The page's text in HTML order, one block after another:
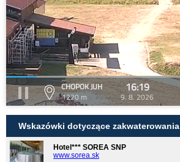
CHOPOK JUH
1220 m
16:19
9. 8. 2026
Wskazówki dotyczące zakwaterowania
Hotel*** SOREA SNP
www.sorea.sk